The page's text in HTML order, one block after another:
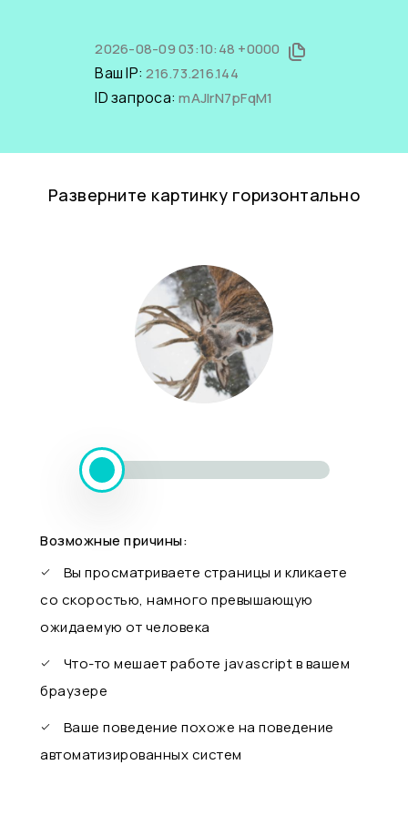
2026-08-09 03:10:48 +0000
Ваш IP:216.73.216.144
ID запроса:mAJlrN7pFqM1
Разверните картинку горизонтально
Возможные причины:
Вы просматриваете страницы и кликаете
со скоростью, намного превышающую
ожидаемую от человека
Что-то мешает работе javascript в вашем
браузере
Ваше поведение похоже на поведение
автоматизированных систем